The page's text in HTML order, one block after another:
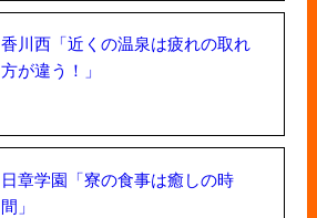
香川西「近くの温泉は疲れの取れ
方が違う！」
日章学園「寮の食事は癒しの時
間」